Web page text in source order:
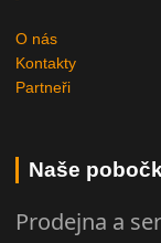
O nás
Kontakty
Partneři
Naše
Prodejna a